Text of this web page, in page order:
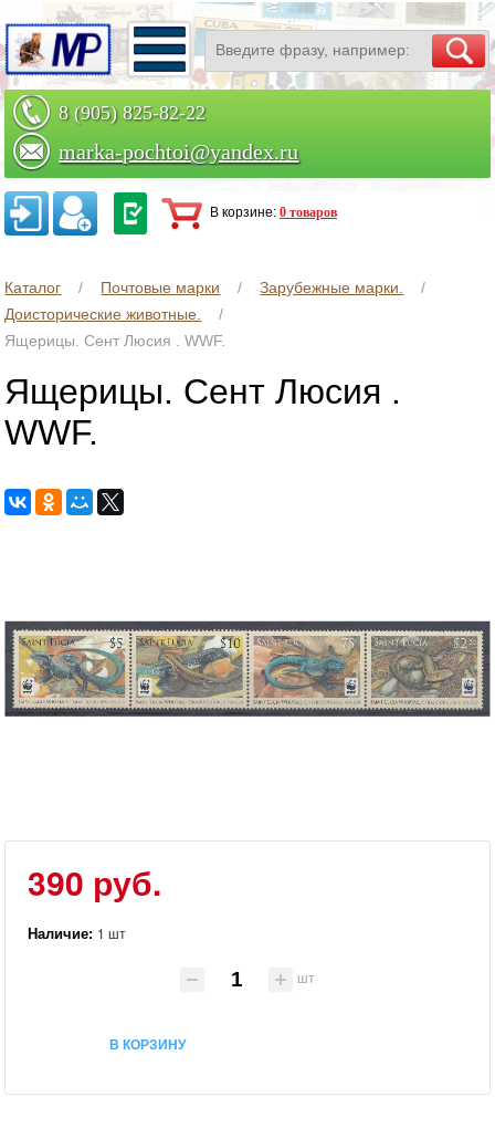
8 (905) 825-82-22
marka-pochtoi@yandex.ru
Заказать по телефону
В корзине: 0 товаров
Каталог Почтовые марки
Зарубежные марки.
Доисторические животные.
Ящерицы. Сент Люсия . WWF.
Ящерицы. Сент Люсия .
WWF.
390 руб.
Наличие: 1 шт
шт
В КОРЗИНУ